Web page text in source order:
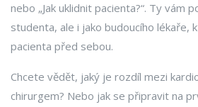
nebo „Jak uklidnit pacienta?“. Ty vám
studenta, ale i jako budoucího lékaře,
pacienta před sebou.
Chcete vědět, jaký je rozdíl mezi
chirurgem? Nebo jak se připravit na